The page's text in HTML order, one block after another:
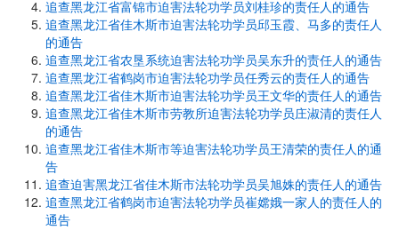
追查黑龙江省富锦市迫害法轮功学员刘桂珍的责任人的通告
追查黑龙江省佳木斯市迫害法轮功学员邱玉霞、马多的责任人
的通告
追查黑龙江省农垦系统迫害法轮功学员吴东升的责任人的通告
追查黑龙江省鹤岗市迫害法轮功学员任秀云的责任人的通告
追查黑龙江省佳木斯市迫害法轮功学员王文华的责任人的通告
追查黑龙江省佳木斯市劳教所迫害法轮功学员庄淑清的责任人
的通告
追查黑龙江省佳木斯市等迫害法轮功学员王清荣的责任人的通
告
追查迫害黑龙江省佳木斯市法轮功学员吴旭姝的责任人的通告
追查黑龙江省鹤岗市迫害法轮功学员崔嫦娥一家人的责任人的
通告